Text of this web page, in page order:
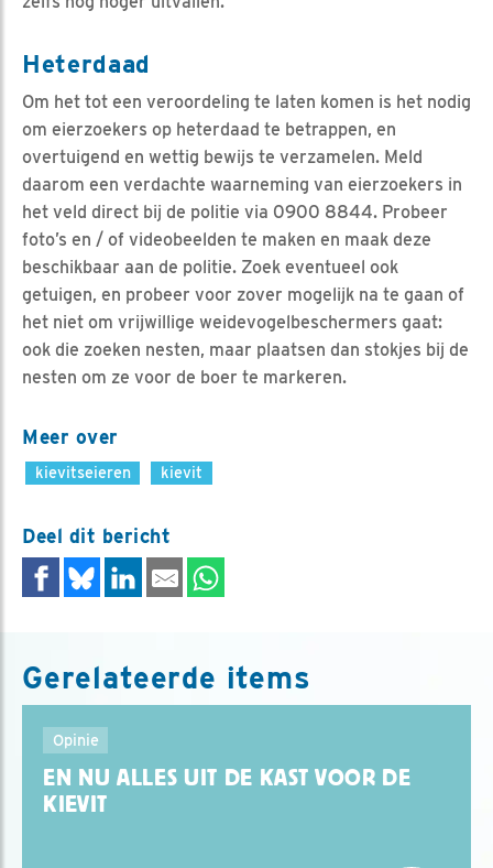
Heterdaad
Om het tot een veroordeling te laten komen is het nodig
om eierzoekers op heterdaad te betrappen, en
overtuigend en wettig bewijs te verzamelen. Meld
daarom een verdachte waarneming van eierzoekers in
het veld direct bij de politie via 0900 8844. Probeer
foto’s en / of videobeelden te maken en maak deze
beschikbaar aan de politie. Zoek eventueel ook
getuigen, en probeer voor zover mogelijk na te gaan of
het niet om vrijwillige weidevogelbeschermers gaat:
ook die zoeken nesten, maar plaatsen dan stokjes bij de
nesten om ze voor de boer te markeren.
Meer over
kievitseieren kievit
Deel dit bericht
Gerelateerde items
Opinie
EN NU ALLES UIT DE KAST VOOR DE
KIEVIT